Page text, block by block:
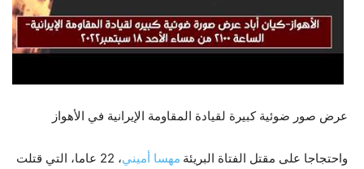
عرض صور ضوئية کبیرة لقیادة المقاومة الإيرانية في الأهواز
واحتجاجا على مقتل الفتاة البريئة مهسا أميني
، 22 عاما، التي قتلت